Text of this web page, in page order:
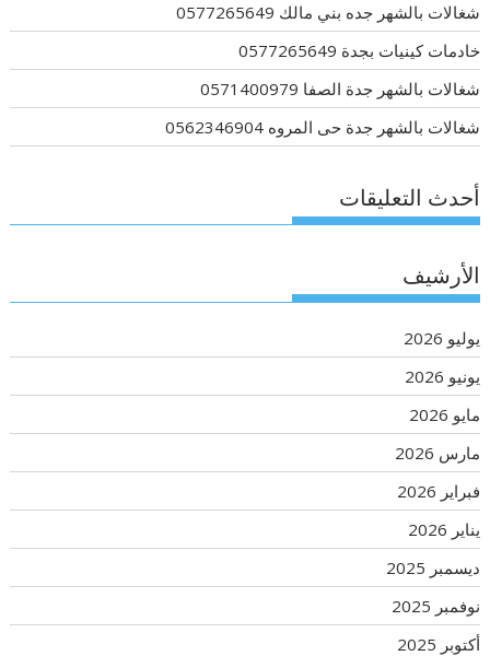
شغالات بالشهر جده بني مالك 0577265649
خادمات كينيات بجدة 0577265649
شغالات بالشهر جدة الصفا 0571400979
شغالات بالشهر جدة حى المروه 0562346904
أحدث التعليقات
الأرشيف
يوليو 2026
يونيو 2026
مايو 2026
مارس 2026
فبراير 2026
يناير 2026
ديسمبر 2025
نوفمبر 2025
أكتوبر 2025